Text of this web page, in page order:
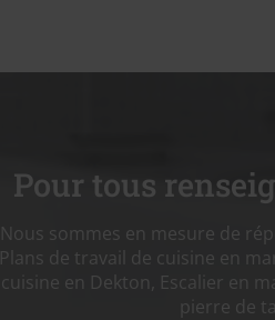
Pour tous
Nous sommes en mesure de
Plans de travail de cuisine en
cuisine en Dekton, Escalier en
pierre de